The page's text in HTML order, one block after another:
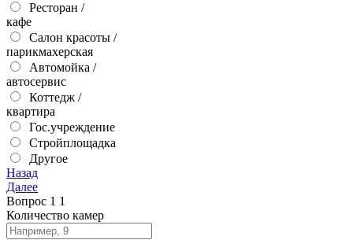
Ресторан /
кафе
Салон красоты /
парикмахерская
Автомойка /
автосервис
Коттедж /
квартира
Гос.учреждение
Стройплощадка
Другое
Назад
Далее
Вопрос 1 1
Количество камер